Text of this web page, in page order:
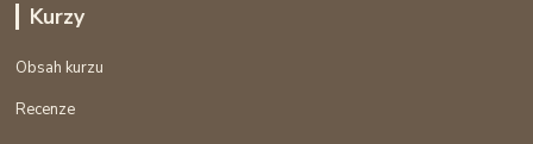
Kurzy
Obsah kurzu
Recenze